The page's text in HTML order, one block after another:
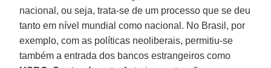
nacional, ou seja, trata-se de um processo que se deu
tanto em nível mundial como nacional. No Brasil, por
exemplo, com as políticas neoliberais, permitiu-se
também a entrada dos bancos estrangeiros como